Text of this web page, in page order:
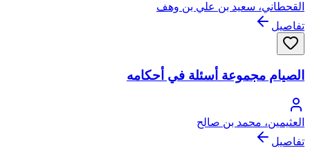
القحطاني، سعيد بن علي بن وهف
تفاصيل
الصيام مجموعة أسئلة في أحكامه
العثيمين، محمد بن صالح
تفاصيل